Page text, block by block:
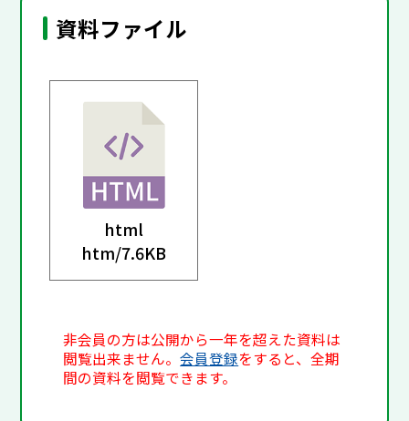
資料ファイル
html
htm/7.6KB
非会員の方は公開から一年を超えた資料は
閲覧出来ません。会員登録をすると、全期
間の資料を閲覧できます。